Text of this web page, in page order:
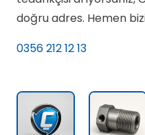
doğru adres. Hemen
0356 212 12 13